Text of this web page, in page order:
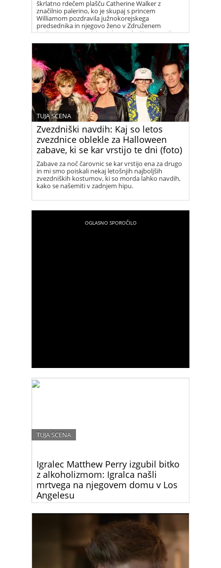
škrlatno rdečem plašču Catherine Walker z
značilnio palerino, ko je skupaj s princem
Williamom pozdravila južnokorejskega
predsednika in njegovo ženo v Združenem
kraljestvu na paradi konjske garde. Nam se zdi
Zvezdniški navdih: Kaj so letos
zvezdnice oblekle za Halloween
zabave, ki se kar vrstijo te dni (foto)
TUJA SCENA
Zabave za noč čarovnic se kar vrstijo ena za drugo
in mi smo poiskali nekaj letošnjih najboljših
zvezdniških kostumov, ki so morda lahko navdih,
kako se našemiti v zadnjem hipu.
Igralec Matthew Perry izgubil bitko
z alkoholizmom: Igralca našli
mrtvega na njegovem domu v Los
Angelesu
TUJA SCENA
legendaren po vlogi Chandlerja Binga v priljubljeni
televizijski seriji “Prijatelji,” je umrl danes ponoči.
Njegova smrt je pretresla svet zabave in njegove